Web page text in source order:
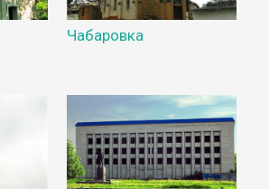
Чабаровка